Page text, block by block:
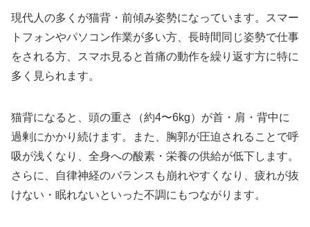
現代人の多くが猫背・前傾み姿勢になっています。スマー
トフォンやパソコン作業が多い方、長時間同じ姿勢で仕事
をされる方、スマホ見ると首痛の動作を繰り返す方に特に
多く見られます。
猫背になると、頭の重さ（約4〜6kg）が首・肩・背中に
過剰にかかり続けます。また、胸郭が圧迫されることで呼
吸が浅くなり、全身への酸素・栄養の供給が低下します。
さらに、自律神経のバランスも崩れやすくなり、疲れが抜
けない・眠れないといった不調にもつながります。